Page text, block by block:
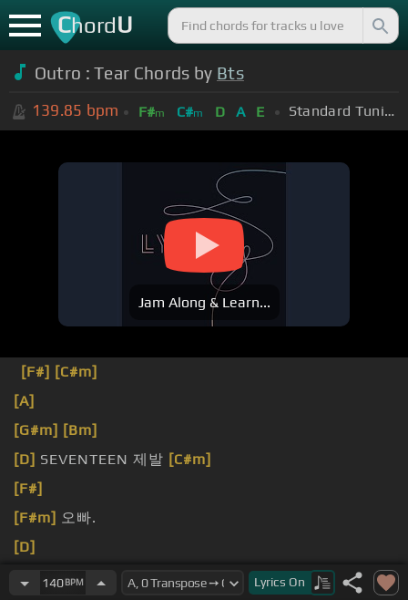
ChordU
Outro : Tear Chords by Bts
139.85 bpm F#m C#m D A E Standard Tuning (EADGBE)
Jam Along & Learn...
[F#] [C#m]
[A]
[G#m] [Bm]
[D] SEVENTEEN 제발 [C#m]
[F#]
[F#m] 오빠.
[D]
[C#m]
140BPM Lyrics On